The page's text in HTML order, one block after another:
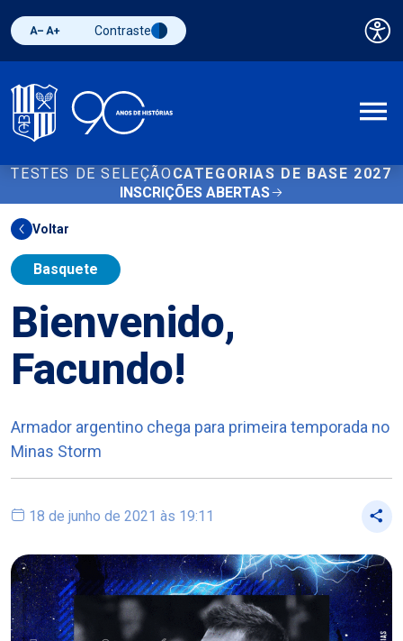
Diminuir fonte
Aumentar fonteAlternar contraste
Contraste
TESTES DE SELEÇÃO CATEGORIAS DE BASE 2027
INSCRIÇÕES ABERTAS
Voltar
Basquete
Bienvenido,
Facundo!
Armador argentino chega para primeira temporada no
Minas Storm
18 de junho de 2021 às 19:11